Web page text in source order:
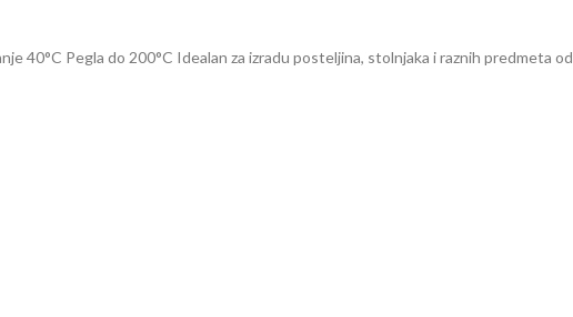
40°C Pegla do 200°C Idealan za izradu posteljina, stolnjaka i raznih predmeta od